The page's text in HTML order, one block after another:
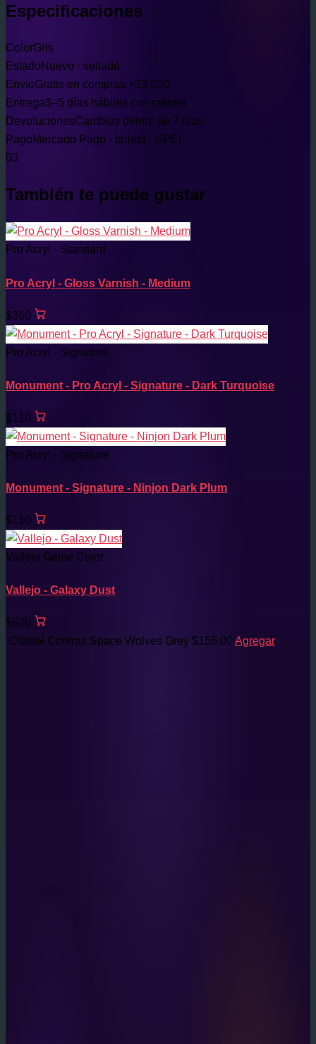
Especificaciones
ColorGris
EstadoNuevo · sellado
EnvíoGratis en compras +$3,000
Entrega3–5 días hábiles con rastreo
DevolucionesCambios dentro de 7 días
PagoMercado Pago · tarjeta · SPEI
03
También te puede gustar
Pro Acryl - Standard
Pro Acryl - Gloss Varnish - Medium
$360
Pro Acryl - Signature
Monument - Pro Acryl - Signature - Dark Turquoise
$110
Pro Acryl - Signature
Monument - Signature - Ninjon Dark Plum
$110
Vallejo Game Color
Vallejo - Galaxy Dust
$620
Citadel Contras Space Wolves Grey $156.00 Agregar